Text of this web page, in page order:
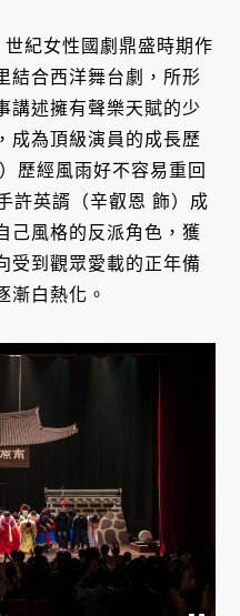
世紀女性國劇鼎盛時期作
結合西洋舞台劇，所形
講述擁有聲樂天賦的少
成為頂級演員的成長歷
歷經風雨好不容易重回
許英諝（辛叡恩 飾）成
己風格的反派角色，獲
受到觀眾愛載的正年備
漸白熱化。